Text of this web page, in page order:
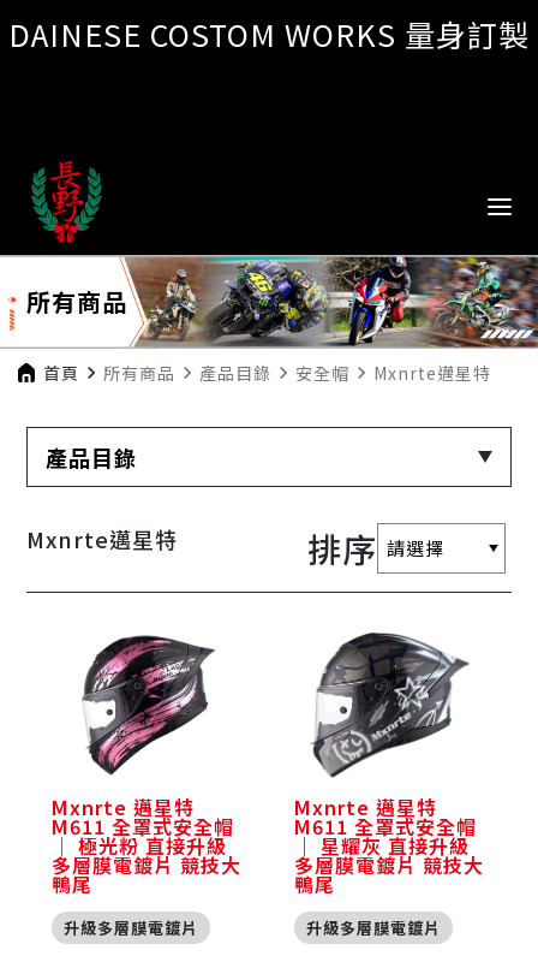
DAINESE COSTOM WORKS 量身訂製
所有商品
首頁 navigate_next 所有商品 navigate_next 產品目錄 navigate_next 安全帽 navigate_next Mxnrte邁星特
產品目錄
Mxnrte邁星特 排序
Mxnrte 邁星特
M611 全罩式安全帽
｜ 極光粉 直接升級
多層膜電鍍片 競技大
鴨尾
升級多層膜電鍍片
Mxnrte 邁星特
M611 全罩式安全帽
｜ 星耀灰 直接升級
多層膜電鍍片 競技大
鴨尾
升級多層膜電鍍片